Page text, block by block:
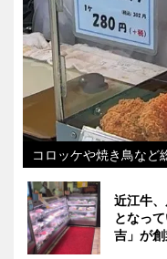
コロッケや焼き鳥など
近江牛
となっ
吉」が